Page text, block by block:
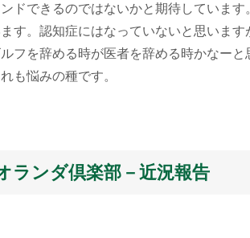
ドできるのではないかと期待しています
す。認知症にはなっていないと思います
フを辞める時が医者を辞める時かなー
も悩みの種です。
ンダ倶楽部－近況報告